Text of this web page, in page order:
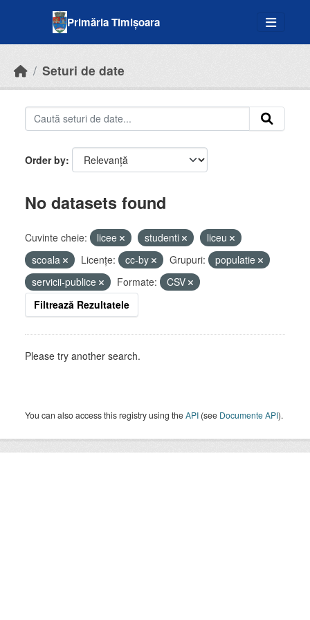
Primăria Timișoara
Seturi de date
Order by
No datasets found
Cuvinte cheie: licee studenti
liceu
scoala
Licenţe: cc-by Grupuri:
populatie
servicii-publice
Formate:
CSV
Filtrează Rezultatele
Please try another search.
You can also access this registry using theAPI (see Documente API).